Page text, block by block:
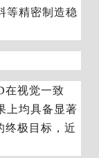
等精密制造稳
在视觉一致
上均具备显著
终极目标，近